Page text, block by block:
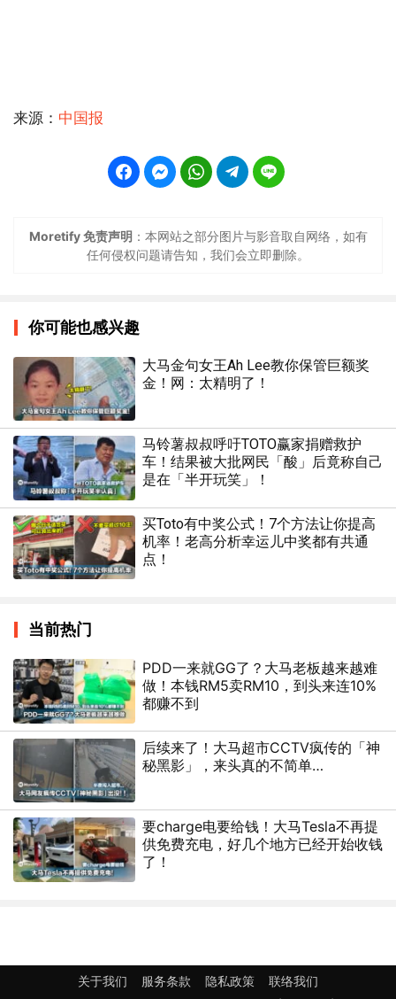
来源： 中国报
Moretify 免责声明 ：本网站之部分图片与影音取自网络，如有
任何侵权问题请告知，我们会立即删除。
你可能也感兴趣
大马金句女王Ah Lee教你保管巨额奖
金！网：太精明了！
马铃薯叔叔呼吁TOTO赢家捐赠救护
车！结果被大批网民「酸」后竟称自己
是在「半开玩笑」！
买Toto有中奖公式！7个方法让你提高
机率！老高分析幸运儿中奖都有共通
点！
当前热门
PDD一来就GG了？大马老板越来越难
做！本钱RM5卖RM10，到头来连10%
都赚不到
后续来了！大马超市CCTV疯传的「神
秘黑影」，来头真的不简单…
要charge电要给钱！大马Tesla不再提
供免费充电，好几个地方已经开始收钱
了！
关于我们 服务条款 隐私政策 联络我们